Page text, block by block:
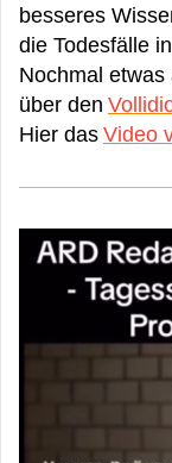
besseres
die Todesfälle
Nochmal
über den
Hier das Video